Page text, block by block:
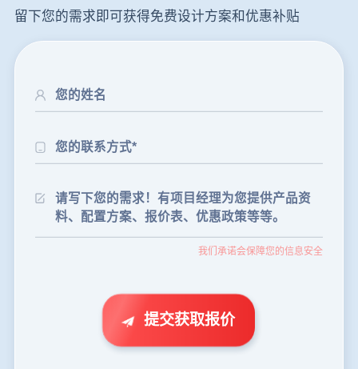
留下您的需求即可获得免费设计方案和优惠补贴
我们承诺会保障您的信息安全
提交获取报价
24分钟前 朱先生留言：制砂机3000吨一套多少钱？
35分钟前 张先生留言：碎石机有几种型号？碎石机械设备一套价格？
武先生留言：年产100万吨机制砂，用什么设备？
王先生留言：建一条石料破碎生产线，规模300吨/小时，提供设备选型和报价。
陈先生留言：每小时100吨建筑垃圾粉碎机？推荐用什么型号？